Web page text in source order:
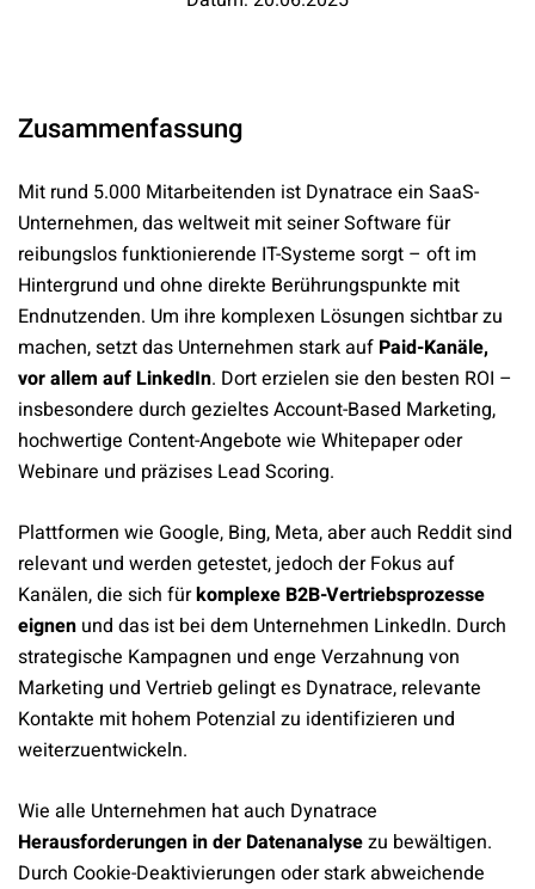
Zusammenfassung
Mit rund 5.000 Mitarbeitenden ist Dynatrace ein SaaS-
Unternehmen, das weltweit mit seiner Software für
reibungslos funktionierende IT-Systeme sorgt – oft im
Hintergrund und ohne direkte Berührungspunkte mit
Endnutzenden. Um ihre komplexen Lösungen sichtbar zu
machen, setzt das Unternehmen stark auf Paid-Kanäle,
vor allem auf LinkedIn. Dort erzielen sie den besten ROI –
insbesondere durch gezieltes Account-Based Marketing,
hochwertige Content-Angebote wie Whitepaper oder
Webinare und präzises Lead Scoring.
Plattformen wie Google, Bing, Meta, aber auch Reddit sind
relevant und werden getestet, jedoch der Fokus auf
Kanälen, die sich fürkomplexe B2B-Vertriebsprozesse
eignen und das ist bei dem Unternehmen LinkedIn. Durch
strategische Kampagnen und enge Verzahnung von
Marketing und Vertrieb gelingt es Dynatrace, relevante
Kontakte mit hohem Potenzial zu identifizieren und
weiterzuentwickeln.
Wie alle Unternehmen hat auch Dynatrace
Herausforderungen in der Datenanalysezu bewältigen.
Durch Cookie-Deaktivierungen oder stark abweichende